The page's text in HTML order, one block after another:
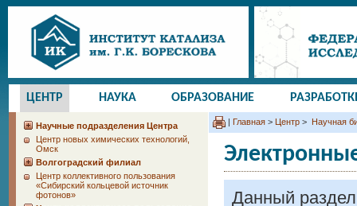
ЦЕНТР НАУКА ОБРАЗОВАНИЕ
Научные подразделения Центра
Центр новых химических технологий,
Омск
Волгоградский филиал
Центр коллективного пользования
«Сибирский кольцевой источник
фотонов»
| Главная > Центр > Научная
Данный